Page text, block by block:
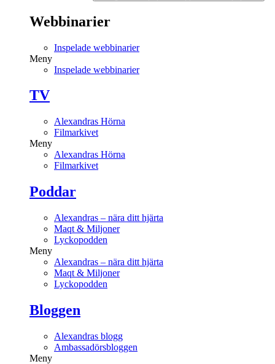
Webbinarier
Inspelade webbinarier
Meny
Inspelade webbinarier
TV
Alexandras Hörna
Filmarkivet
Meny
Alexandras Hörna
Filmarkivet
Poddar
Alexandras – nära ditt hjärta
Maqt & Miljoner
Lyckopodden
Meny
Alexandras – nära ditt hjärta
Maqt & Miljoner
Lyckopodden
Bloggen
Alexandras blogg
Ambassadörsbloggen
Meny